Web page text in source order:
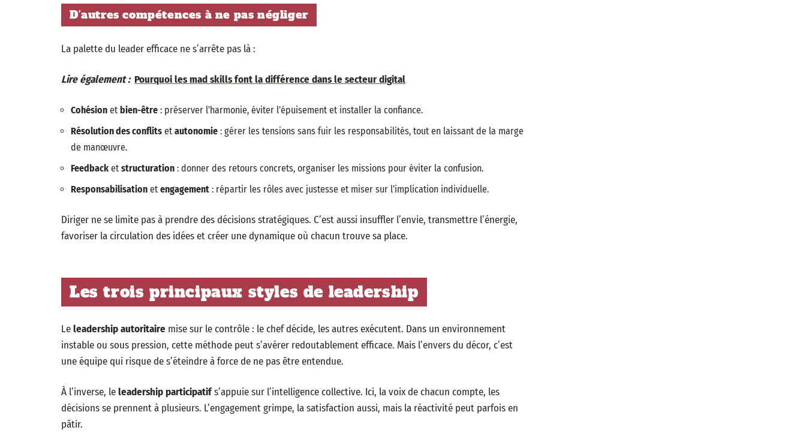
D’autres compétences à ne pas négliger
La palette du leader efficace ne s’arrête pas là :
Lire également : Pourquoi les mad skills font la différence dans le secteur digital
Cohésion et bien-être : préserver l’harmonie, éviter l’épuisement et installer la confiance.
Résolution des conflits et autonomie : gérer les tensions sans fuir les responsabilités, tout en laissant de la marge
de manœuvre.
Feedback et structuration : donner des retours concrets, organiser les missions pour éviter la confusion.
Responsabilisation et engagement : répartir les rôles avec justesse et miser sur l’implication individuelle.
Diriger ne se limite pas à prendre des décisions stratégiques. C’est aussi insuffler l’envie, transmettre l’énergie,
favoriser la circulation des idées et créer une dynamique où chacun trouve sa place.
Les trois principaux styles de leadership
Leleadership autoritaire mise sur le contrôle : le chef décide, les autres exécutent. Dans un environnement
instable ou sous pression, cette méthode peut s’avérer redoutablement efficace. Mais l’envers du décor, c’est
une équipe qui risque de s’éteindre à force de ne pas être entendue.
À l’inverse, leleadership participatifs’appuie sur l’intelligence collective. Ici, la voix de chacun compte, les
décisions se prennent à plusieurs. L’engagement grimpe, la satisfaction aussi, mais la réactivité peut parfois en
pâtir.